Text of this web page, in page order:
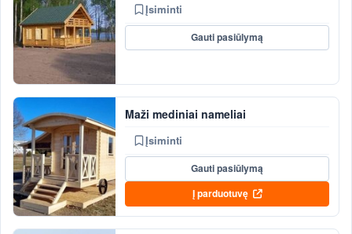
Įsiminti
Gauti pasiūlymą
Maži mediniai nameliai
Įsiminti
Gauti pasiūlymą
Į parduotuvę